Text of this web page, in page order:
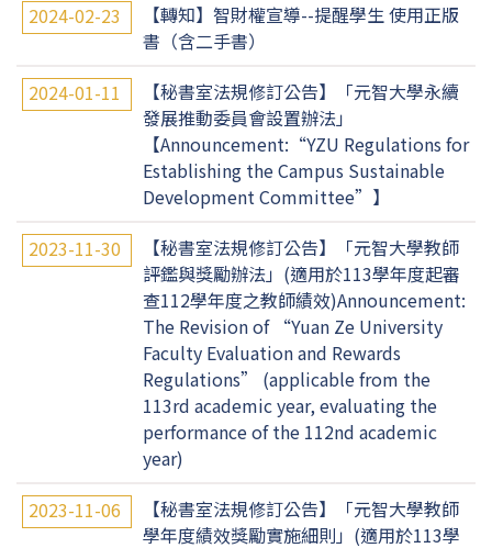
2024-02-23
【轉知】智財權宣導--提醒學生 使用正版
書（含二手書）
2024-01-11
【秘書室法規修訂公告】「元智大學永續
發展推動委員會設置辦法」
【Announcement:“YZU Regulations for
Establishing the Campus Sustainable
Development Committee”】
2023-11-30
【秘書室法規修訂公告】「元智大學教師
評鑑與獎勵辦法」(適用於113學年度起審
查112學年度之教師績效)Announcement:
The Revision of “Yuan Ze University
Faculty Evaluation and Rewards
Regulations” (applicable from the
113rd academic year, evaluating the
performance of the 112nd academic
year)
2023-11-06
【秘書室法規修訂公告】「元智大學教師
學年度績效獎勵實施細則」(適用於113學